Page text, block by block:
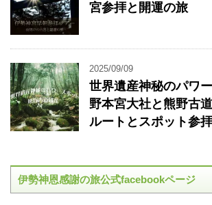
宮参拝と開運の旅
2025/09/09
世界遺産神秘のパワ
野本宮大社と熊野古
ルートとスポット参
伊勢神恩感謝の旅公式facebookページ